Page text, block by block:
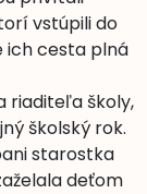
vstúpili do
ich cesta plná
riaditeľa školy,
školský rok.
starostka
deťom